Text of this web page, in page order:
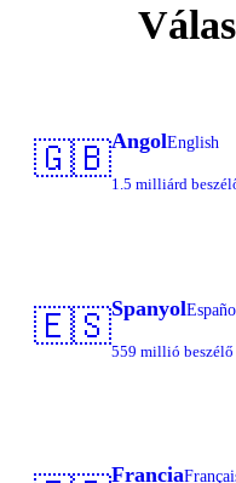
🇬🇧AngolEnglish
1.5 milliárd
🇪🇸Spanyol
559 millió beszélő
Francia